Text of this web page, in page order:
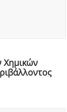
Χημικών